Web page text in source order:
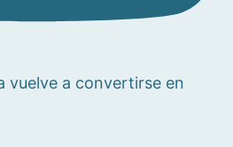
vuelve a convertirse en